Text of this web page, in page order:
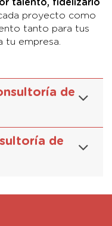
talento, fidelizarlo
proyecto como
tanto para tus
tu empresa.
de
de